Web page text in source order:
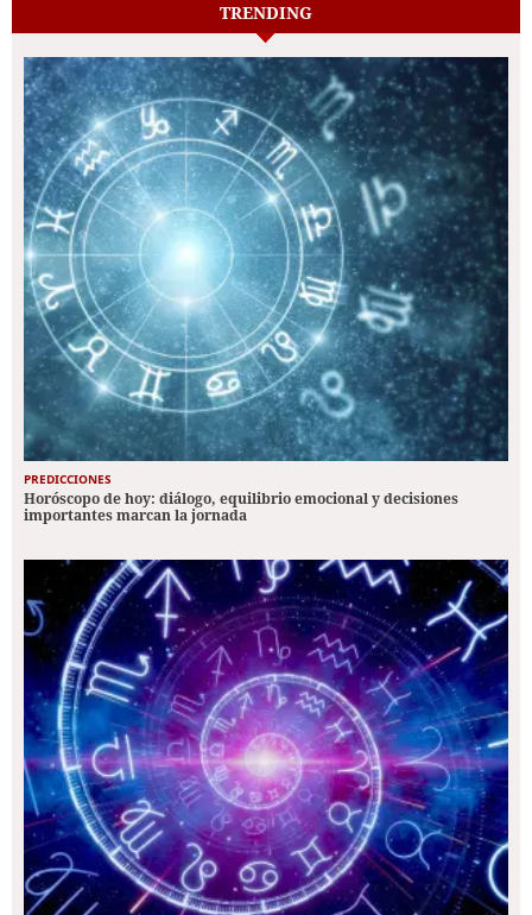
TRENDING
PREDICCIONES
Horóscopo de hoy: diálogo, equilibrio emocional y decisiones
importantes marcan la jornada